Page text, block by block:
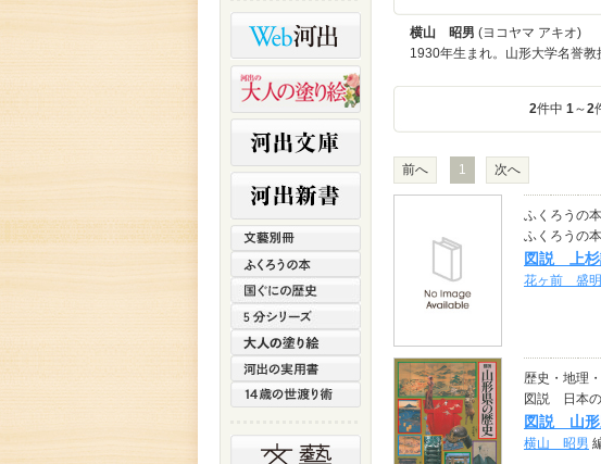
横山 昭男 (ヨコヤマ アキオ)
1930年生まれ。山形大学名誉教
2件中 1～2
前へ 1 次へ
ふくろうの本
ふくろうの
図説 上杉
花ヶ前 盛明
歴史・地理
図説 日本
図説 山形
横山 昭男